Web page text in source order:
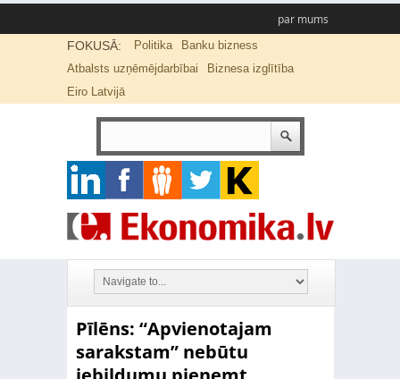
par mums
FOKUSĀ: Politika
Banku bizness
Atbalsts uzņēmējdarbībai
Biznesa izglītība
Eiro Latvijā
Pīlēns: “Apvienotajam
sarakstam” nebūtu